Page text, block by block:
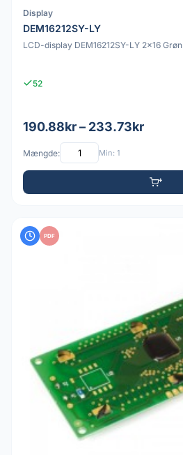
Display
DEM16212SY-LY
LCD-display DEM16212SY-LY 2x16 Grøn
52
190.88kr – 233.73kr
Mængde: Min: 1
PDF